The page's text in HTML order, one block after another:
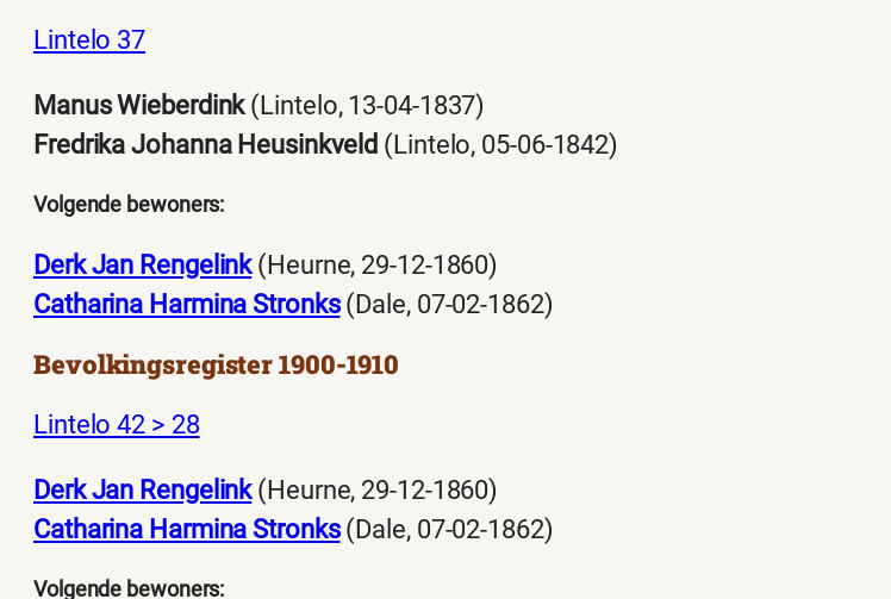
Lintelo 37
Manus Wieberdink(Lintelo, 13-04-1837)
Fredrika Johanna Heusinkveld (Lintelo, 05-06-1842)
Volgende bewoners:
Derk Jan Rengelink(Heurne, 29-12-1860)
Catharina Harmina Stronks(Dale, 07-02-1862)
Bevolkingsregister 1900-1910
Lintelo 42 > 28
Derk Jan Rengelink(Heurne, 29-12-1860)
Catharina Harmina Stronks(Dale, 07-02-1862)
Volgende bewoners: